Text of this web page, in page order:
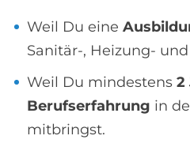
Weil Du eine
Sanitär-, Heizung-
Weil Du mindestens 2
Berufserfahrung in
mitbringst.